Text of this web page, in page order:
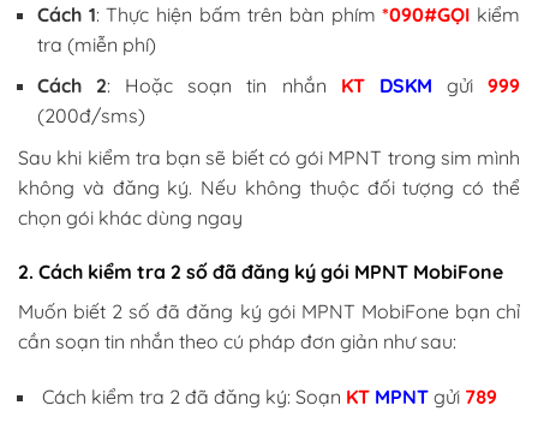
Cách 1: Thực hiện bấm trên bàn phím *090#GỌI kiểm
tra (miễn phí)
Cách 2: Hoặc soạn tin nhắn KT DSKM gửi999
(200đ/sms)
Sau khi kiểm tra bạn sẽ biết có gói MPNT trong sim mình
không và đăng ký. Nếu không thuộc đối tượng có thể
chọn gói khác dùng ngay
2. Cách kiểm tra 2 số đã đăng ký gói MPNT MobiFone
Muốn biết 2 số đã đăng ký gói MPNT MobiFone bạn chỉ
cần soạn tin nhắn theo cú pháp đơn giản như sau:
Cách kiểm tra 2 đã đăng ký: Soạn KT MPNT gửi 789